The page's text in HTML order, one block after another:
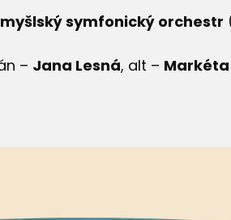
symfonický orchestr
– Jana Lesná, alt –